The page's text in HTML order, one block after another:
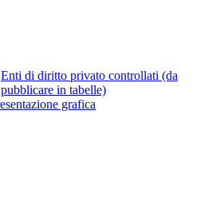
Enti di diritto privato controllati (da
pubblicare in tabelle)
grafica